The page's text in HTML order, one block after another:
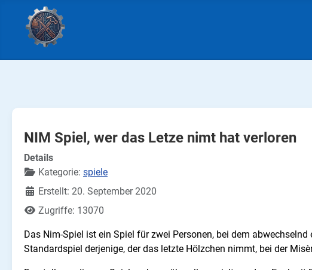
NIM Spiel, wer das Letze nimt hat verloren
Details
Kategorie: spiele
Erstellt: 20. September 2020
Zugriffe: 13070
Das Nim-Spiel ist ein Spiel für zwei Personen, bei dem
Standardspiel derjenige, der das letzte Hölzchen nimmt, bei der